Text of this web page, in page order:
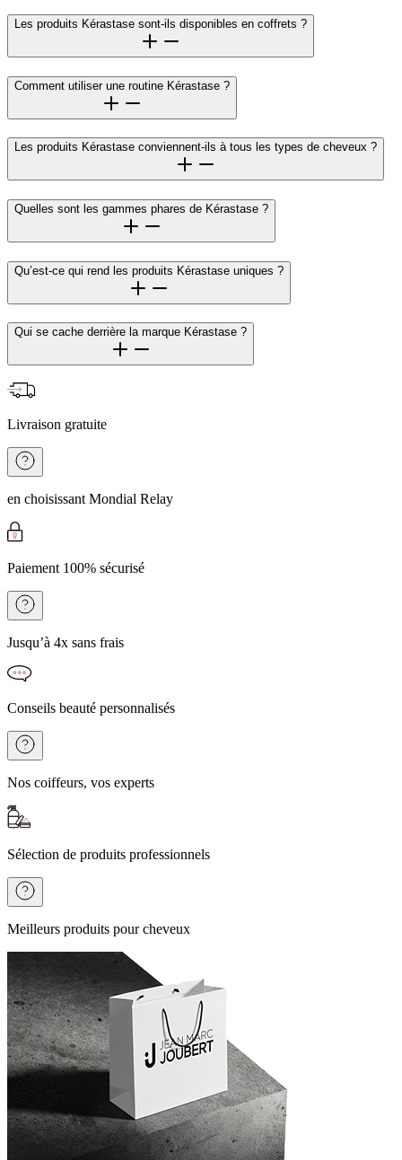
Les produits Kérastase sont-ils disponibles en coffrets ?
Comment utiliser une routine Kérastase ?
Les produits Kérastase conviennent-ils à tous les types de cheveux ?
Quelles sont les gammes phares de Kérastase ?
Qu’est-ce qui rend les produits Kérastase uniques ?
Qui se cache derrière la marque Kérastase ?
Livraison gratuite
en choisissant Mondial Relay
Paiement 100% sécurisé
Jusqu’à 4x sans frais
Conseils beauté personnalisés
Nos coiffeurs, vos experts
Sélection de produits professionnels
Meilleurs produits pour cheveux